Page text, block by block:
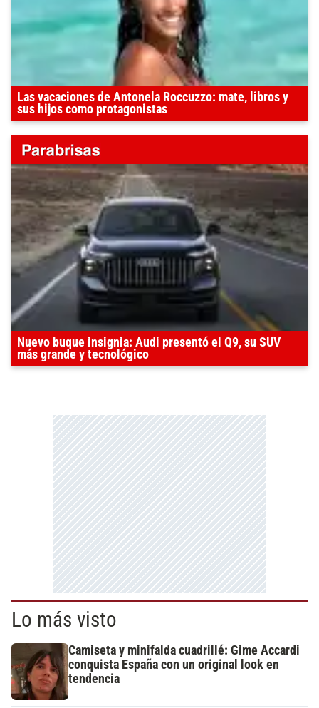
Las vacaciones de Antonela Roccuzzo: mate, libros y
sus hijos como protagonistas
Nuevo buque insignia: Audi presentó el Q9, su SUV
más grande y tecnológico
Lo más visto
Camiseta y minifalda cuadrillé: Gime Accardi
conquista España con un original look en
tendencia